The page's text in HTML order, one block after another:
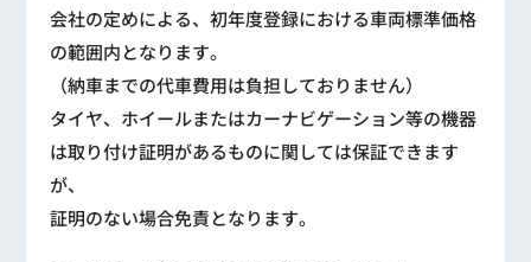
会社の定めによる、初年度登録における車両標準価格
の範囲内となります。
（納車までの代車費用は負担しておりません）
タイヤ、ホイールまたはカーナビゲーション等の機器
は取り付け証明があるものに関しては保証できます
が、
証明のない場合免責となります。